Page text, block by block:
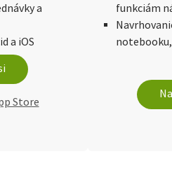
a
a iOS
Store
funkciám